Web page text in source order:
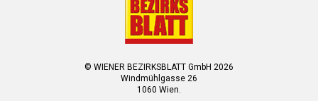
© WIENER BEZIRKSBLATT GmbH 2026
Windmühlgasse 26
1060 Wien.